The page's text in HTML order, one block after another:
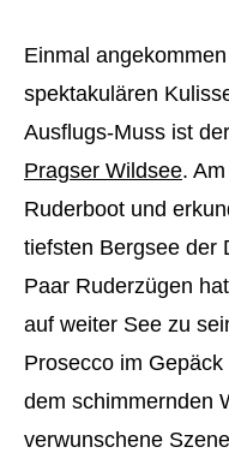
Einmal
spektakulären
Ausflugs-Muss ist
Pragser Wildsee.
Ruderboot und
tiefsten Bergsee der
Paar Ruderzügen
auf weiter See zu
Prosecco im
dem schimmernden
verwunschene